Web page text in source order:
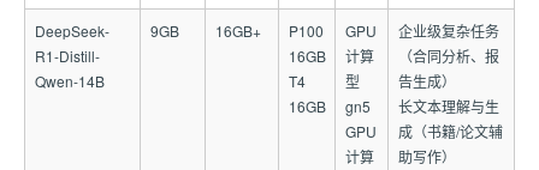
DeepSeek-
R1-Distill-
Qwen-14B
9GB 16GB+
P100
16GB
T4
16GB
GPU
计算
型
gn5
GPU
计算
企业级复杂任务
（合同分析、报
告生成）
长文本理解与生
成（书籍/论文辅
助写作）